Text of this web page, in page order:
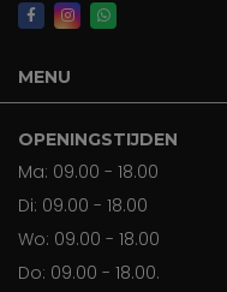
MENU
OPENINGSTIJDEN
Ma: 09.00 - 18.00
Di: 09.00 - 18.00
Wo: 09.00 - 18.00
Do: 09.00 - 18.00.